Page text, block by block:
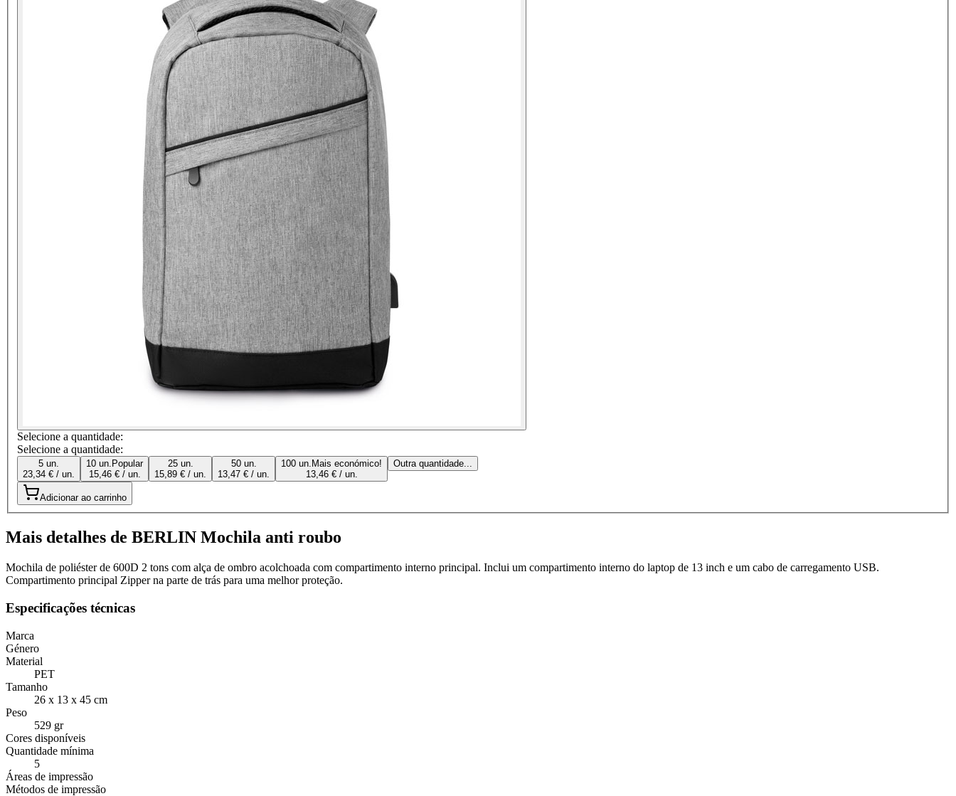
Selecione a quantidade:
Selecione a quantidade:
5 un.
23,34 € / un.
10 un. Popular
15,46 € / un.
25 un.
15,89 € / un.
50 un.
13,47 € / un.
100 un. Mais económico!
13,46 € / un.
Outra quantidade...
Adicionar ao carrinho
Mais detalhes de BERLIN Mochila anti roubo
Mochila de poliéster de 600D 2 tons com alça de ombro acolchoada com compartimento interno principal. Inclui um compartimento interno do laptop de 13 inch e um cabo de carregamento USB.
Compartimento principal Zipper na parte de trás para uma melhor proteção.
Especificações técnicas
Marca
Género
Material
PET
Tamanho
26 x 13 x 45 cm
Peso
529 gr
Cores disponíveis
Quantidade mínima
5
Áreas de impressão
Métodos de impressão